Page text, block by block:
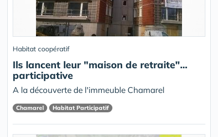
Habitat coopératif
Ils lancent leur "maison de retraite"...
participative
A la découverte de l'immeuble Chamarel
Chamarel Habitat Participatif